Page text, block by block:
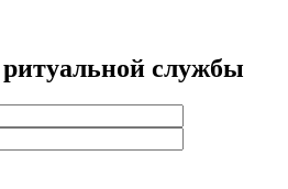
ритуальной службы